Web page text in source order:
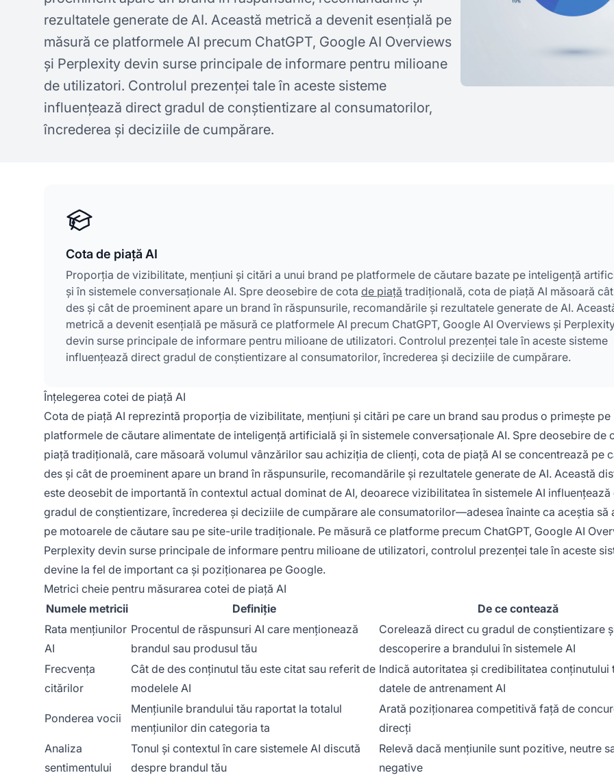
rezultatele generate de AI. Această metrică a devenit esențială pe
măsură ce platformele AI precum ChatGPT, Google AI Overviews
și Perplexity devin surse principale de informare pentru milioane
de utilizatori. Controlul prezenței tale în aceste sisteme
influențează direct gradul de conștientizare al consumatorilor,
încrederea și deciziile de cumpărare.
Cota de piață AI
Proporția de vizibilitate, mențiuni și citări a unui brand pe platformele de căutare bazate pe inteligență
și în sistemele conversaționale AI. Spre deosebire de cota de piață tradițională, cota de piață AI măsoară
des și cât de proeminent apare un brand în răspunsurile, recomandările și rezultatele generate de AI.
metrică a devenit esențială pe măsură ce platformele AI precum ChatGPT, Google AI Overviews și
devin surse principale de informare pentru milioane de utilizatori. Controlul prezenței tale în aceste sisteme
influențează direct gradul de conștientizare al consumatorilor, încrederea și deciziile de cumpărare.
Înțelegerea cotei de piață AI
Cota de piață AI reprezintă proporția de vizibilitate, mențiuni și citări pe care un brand sau produs o primește pe
platformele de căutare alimentate de inteligență artificială și în sistemele conversaționale AI. Spre deosebire de
piață tradițională, care măsoară volumul vânzărilor sau achiziția de clienți, cota de piață AI se concentrează pe
des și cât de proeminent apare un brand în răspunsurile, recomandările și rezultatele generate de AI. Această
este deosebit de importantă în contextul actual dominat de AI, deoarece vizibilitatea în sistemele AI
gradul de conștientizare, încrederea și deciziile de cumpărare ale consumatorilor—adesea înainte ca aceștia să
pe motoarele de căutare sau pe site-urile tradiționale. Pe măsură ce platforme precum ChatGPT, Google AI
Perplexity devin surse principale de informare pentru milioane de utilizatori, controlul prezenței tale în aceste
devine la fel de important ca și poziționarea pe Google.
Metrici cheie pentru măsurarea cotei de piață AI
Numele metricii
Definiție
De ce contează
Rata mențiunilor
AI
Procentul de răspunsuri AI care menționează
brandul sau produsul tău
Corelează direct cu gradul de conștientizare
descoperire a brandului în sistemele AI
Frecvența
citărilor
Cât de des conținutul tău este citat sau referit de
modelele AI
Indică autoritatea și credibilitatea conținutului
datele de antrenament AI
Ponderea vocii
Mențiunile brandului tău raportat la totalul
mențiunilor din categoria ta
Arată poziționarea competitivă față de
direcți
Analiza
sentimentului
Tonul și contextul în care sistemele AI discută
despre brandul tău
Relevă dacă mențiunile sunt pozitive, neutre
negative